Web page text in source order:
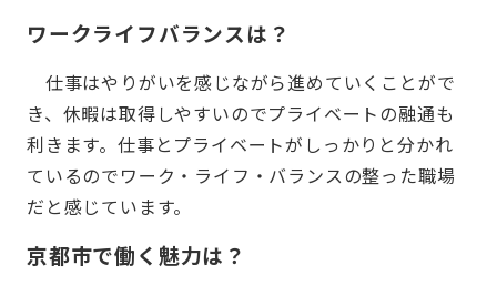
ワークライフバランスは？
仕事はやりがいを感じながら進めていくことがで
き、休暇は取得しやすいのでプライベートの融通も
利きます。仕事とプライベートがしっかりと分かれ
ているのでワーク・ライフ・バランスの整った職場
だと感じています。
京都市で働く魅力は？